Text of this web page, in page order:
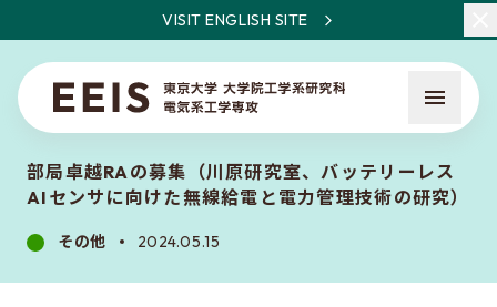
VISIT ENGLISH SITE
部局卓越RAの募集（川原研究室、バッテリーレス
AIセンサに向けた無線給電と電力管理技術の研究）
その他 2024.05.15